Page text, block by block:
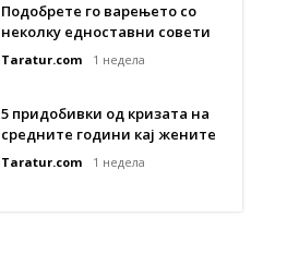
Подобрете го варењето со
неколку едноставни совети
Taratur.com 1 недела
5 придобивки од кризата на
средните години кај жените
Taratur.com 1 недела